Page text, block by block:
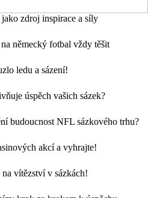
zdroj inspirace a síly
německý fotbal vždy těšit
ledu a sázení!
úspěch vašich sázek?
budoucnost NFL sázkového trhu?
akcí a vyhrajte!
vítězství v sázkách!